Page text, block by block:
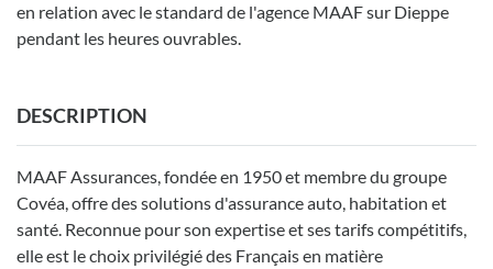
en relation avec le standard de l'agence MAAF sur Dieppe
pendant les heures ouvrables.
DESCRIPTION
MAAF Assurances, fondée en 1950 et membre du groupe
Covéa, offre des solutions d'assurance auto, habitation et
santé. Reconnue pour son expertise et ses tarifs compétitifs,
elle est le choix privilégié des Français en matière